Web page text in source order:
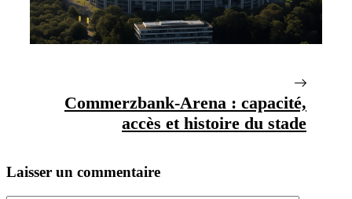
Commerzbank-Arena : capacité,
accès et histoire du stade
Laisser un commentaire